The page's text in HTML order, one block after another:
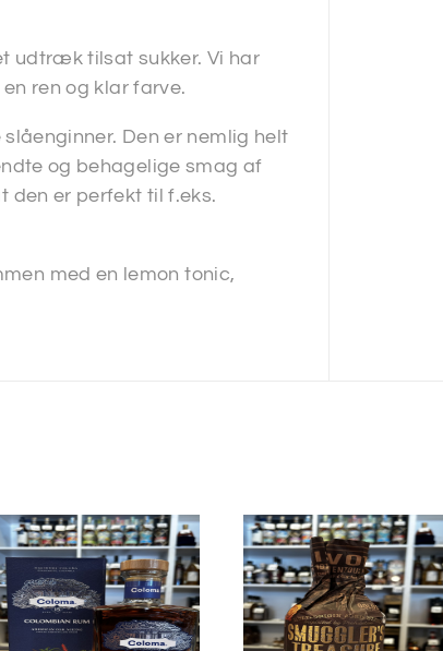
udtræk tilsat sukker. Vi har
ren og klar farve.
Den er nemlig helt
og behagelige smag af
den er perfekt til f.eks.
med en lemon tonic,